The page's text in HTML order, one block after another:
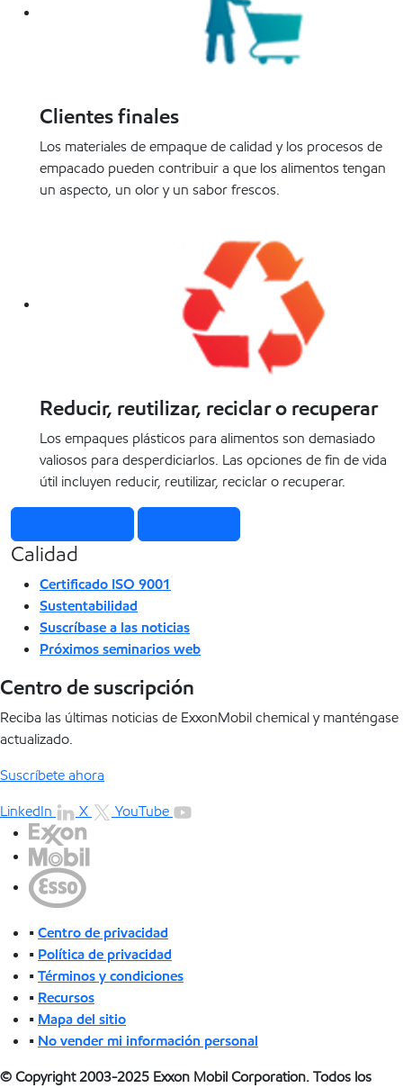
Clientes finales
Los materiales de empaque de calidad y los procesos de
empacado pueden contribuir a que los alimentos tengan
un aspecto, un olor y un sabor frescos.
Reducir, reutilizar, reciclar o recuperar
Los empaques plásticos para alimentos son demasiado
valiosos para desperdiciarlos. Las opciones de fin de vida
útil incluyen reducir, reutilizar, reciclar o recuperar.
Calidad
Certificado ISO 9001
Sustentabilidad
Suscríbase a las noticias
Próximos seminarios web
Centro de suscripción
Reciba las últimas noticias de ExxonMobil chemical y manténgase
actualizado.
Suscríbete ahora
LinkedIn
X YouTube
•Centro de privacidad
• Política de privacidad
•Términos y condiciones
• Recursos
• Mapa del sitio
• No vender mi información personal
© Copyright 2003-2025 Exxon Mobil Corporation. Todos los